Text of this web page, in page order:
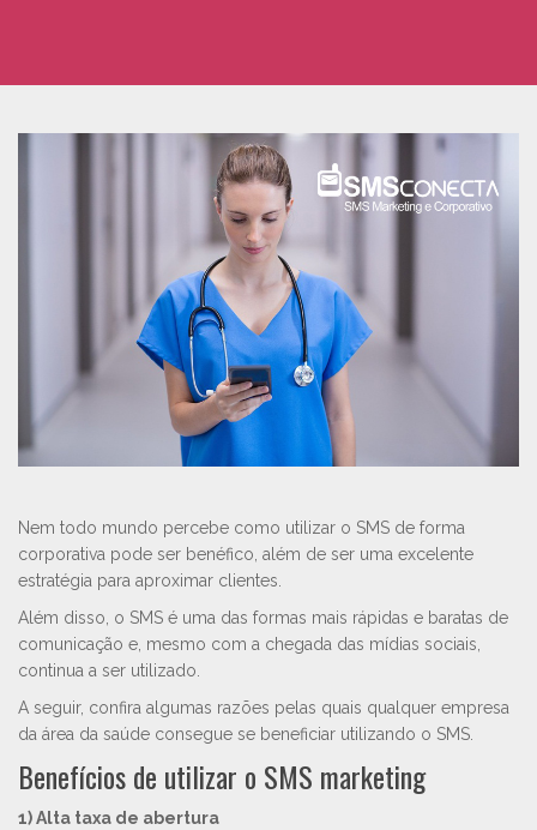
Nem todo mundo percebe como utilizar o SMS de forma
corporativa pode ser benéfico, além de ser uma excelente
estratégia para aproximar clientes.
Além disso, o SMS é uma das formas mais rápidas e baratas de
comunicação e, mesmo com a chegada das mídias sociais,
continua a ser utilizado.
A seguir, confira algumas razões pelas quais qualquer empresa
da área da saúde consegue se beneficiar utilizando o SMS.
Benefícios de utilizar o SMS marketing
1) Alta taxa de abertura